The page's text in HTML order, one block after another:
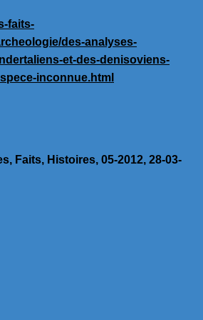
faits-
des-analyses-
et-des-denisoviens-
inconnue.html
Faits, Histoires, 05-2012, 28-03-